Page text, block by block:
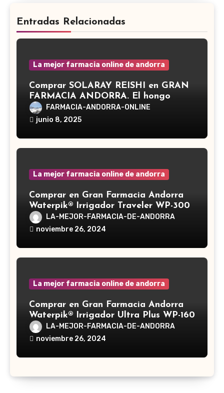
Entradas Relacionadas
La mejor farmacia online de andorra
Comprar SOLARAY REISHI en GRAN
FARMACIA ANDORRA. El hongo
Reishi, cuyo nombre científico es
Ganoderma lucidum, es un hongo
en la medicina tradicional asiática
FARMACIA-ANDORRA-ONLINE
junio 8, 2025
La mejor farmacia online de andorra
Comprar en Gran Farmacia Andorra
Waterpik® Irrigador Traveler WP-300
LA-MEJOR-FARMACIA-DE-ANDORRA
noviembre 26, 2024
La mejor farmacia online de andorra
Comprar en Gran Farmacia Andorra
Waterpik® Irrigador Ultra Plus WP-160
LA-MEJOR-FARMACIA-DE-ANDORRA
noviembre 26, 2024